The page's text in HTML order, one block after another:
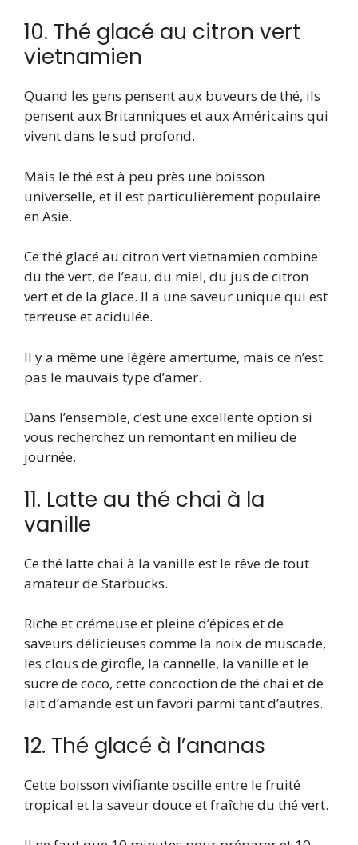
10. Thé glacé au citron vert
vietnamien
Quand les gens pensent aux buveurs de thé, ils
pensent aux Britanniques et aux Américains qui
vivent dans le sud profond.
Mais le thé est à peu près une boisson
universelle, et il est particulièrement populaire
en Asie.
Ce thé glacé au citron vert vietnamien combine
du thé vert, de l’eau, du miel, du jus de citron
vert et de la glace. Il a une saveur unique qui est
terreuse et acidulée.
Il y a même une légère amertume, mais ce n’est
pas le mauvais type d’amer.
Dans l’ensemble, c’est une excellente option si
vous recherchez un remontant en milieu de
journée.
11. Latte au thé chai à la
vanille
Ce thé latte chai à la vanille est le rêve de tout
amateur de Starbucks.
Riche et crémeuse et pleine d’épices et de
saveurs délicieuses comme la noix de muscade,
les clous de girofle, la cannelle, la vanille et le
sucre de coco, cette concoction de thé chai et de
lait d’amande est un favori parmi tant d’autres.
12. Thé glacé à l’ananas
Cette boisson vivifiante oscille entre le fruité
tropical et la saveur douce et fraîche du thé vert.